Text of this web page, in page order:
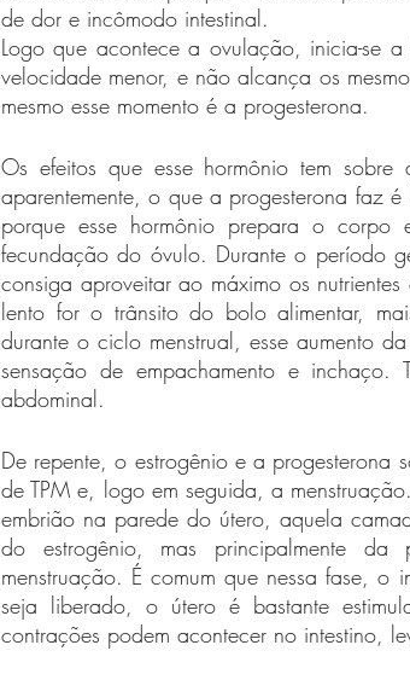
de dor e incômodo intestinal.
Logo que acontece a ovulação, inicia-se
velocidade menor, e não alcança os
mesmo esse momento é a progesterona.
Os efeitos que esse hormônio tem
aparentemente, o que a progesterona faz
porque esse hormônio prepara o corpo
fecundação do óvulo. Durante o período
consiga aproveitar ao máximo os
lento for o trânsito do bolo alimentar,
durante o ciclo menstrual, esse aumento
sensação de empachamento e inchaço.
abdominal.
De repente, o estrogênio e a progesterona
de TPM e, logo em seguida, a
embrião na parede do útero, aquela
do estrogênio, mas principalmente
menstruação. É comum que nessa fase, o
seja liberado, o útero é bastante
contrações podem acontecer no intestino,